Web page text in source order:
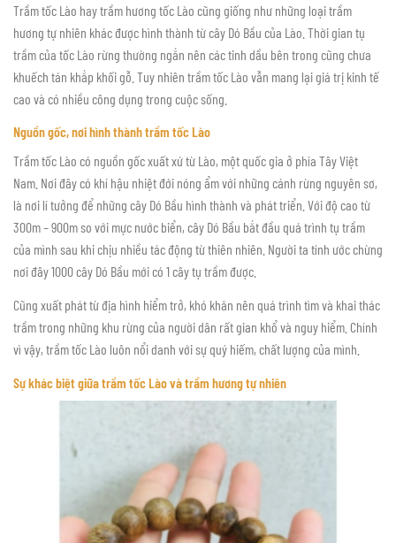
Trầm tốc Lào hay trầm hương tốc Lào cũng giống như những loại trầm
hương tự nhiên khác được hình thành từ cây Dó Bầu của Lào. Thời gian tụ
trầm của tốc Lào rừng thường ngắn nên các tinh dầu bên trong cũng chưa
khuếch tán khắp khối gỗ. Tuy nhiên trầm tốc Lào vẫn mang lại giá trị kinh tế
cao và có nhiều công dụng trong cuộc sống.
Nguồn gốc, nơi hình thành trầm tốc Lào
Trầm tốc Lào có nguồn gốc xuất xứ từ Lào, một quốc gia ở phía Tây Việt
Nam. Nơi đây có khí hậu nhiệt đới nóng ẩm với những cánh rừng nguyên sơ,
là nơi lí tưởng để những cây Dó Bầu hình thành và phát triển. Với độ cao từ
300m – 900m so với mực nước biển, cây Dó Bầu bắt đầu quá trình tụ trầm
của mình sau khi chịu nhiều tác động từ thiên nhiên. Người ta tính ước chừng
nơi đây 1000 cây Dó Bầu mới có 1 cây tụ trầm được.
Cũng xuất phát từ địa hình hiểm trở, khó khăn nên quá trình tìm và khai thác
trầm trong những khu rừng của người dân rất gian khổ và nguy hiểm. Chính
vì vậy, trầm tốc Lào luôn nổi danh với sự quý hiếm, chất lượng của mình.
Sự khác biệt giữa trầm tốc Lào và trầm hương tự nhiên